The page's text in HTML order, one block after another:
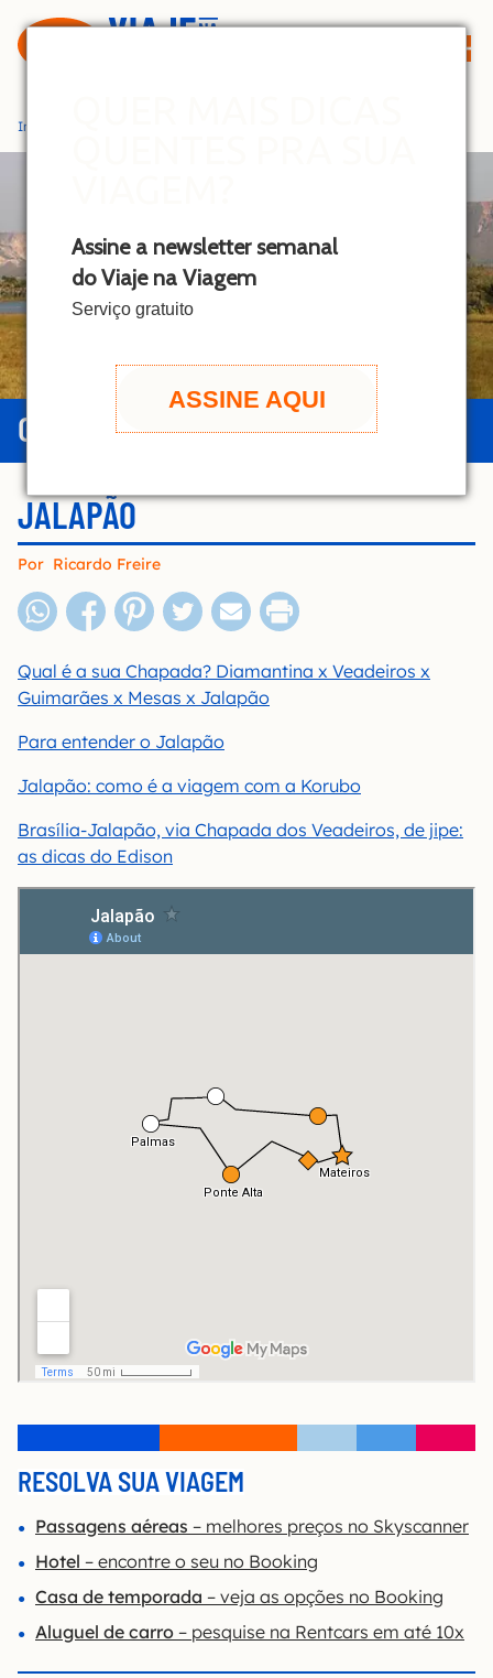
Assine a newsletter semanal
do Viaje na Viagem
Serviço gratuito
ASSINE AQUI
t
e
n
t
Início
GUIA DO JALAPÃO
JALAPÃO
Por Ricardo Freire
Qual é a sua Chapada? Diamantina x Veadeiros x
Guimarães x Mesas x Jalapão
Para entender o Jalapão
Jalapão: como é a viagem com a Korubo
Brasília-Jalapão, via Chapada dos Veadeiros, de jipe:
as dicas do Edison
RESOLVA SUA VIAGEM
Passagens aéreas – melhores preços no Skyscanner
Hotel – encontre o seu no Booking
Casa de temporada – veja as opções no Booking
Aluguel de carro – pesquise na Rentcars em até 10x